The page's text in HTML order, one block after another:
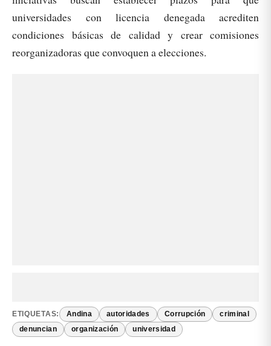
universidades con licencia denegada acrediten
condiciones básicas de calidad y crear comisiones
reorganizadoras que convoquen a elecciones.
ETIQUETAS: Andina autoridades Corrupción criminal
denuncian organización universidad